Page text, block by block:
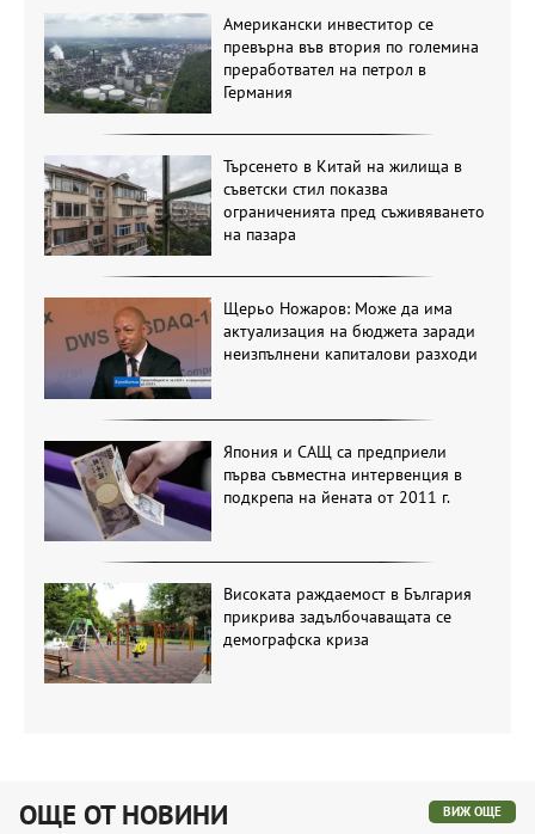
Американски инвеститор се
превърна във втория по големина
преработвател на петрол в
Германия
Търсенето в Китай на жилища в
съветски стил показва
ограниченията пред съживяването
на пазара
Щерьо Ножаров: Може да има
актуализация на бюджета заради
неизпълнени капиталови разходи
Япония и САЩ са предприели
първа съвместна интервенция в
подкрепа на йената от 2011 г.
Високата раждаемост в България
прикрива задълбочаващата се
демографска криза
ОЩЕ ОТ НОВИНИ ВИЖ ОЩЕ